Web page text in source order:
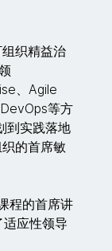
织精益治
、Agile
等方
到实践落地
的首席敏
程的首席讲
应性领导